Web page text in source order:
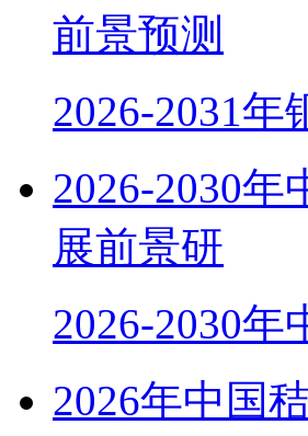
前景预测
2026-2031
2026-2030
展前景研
2026-2030
2026年中国